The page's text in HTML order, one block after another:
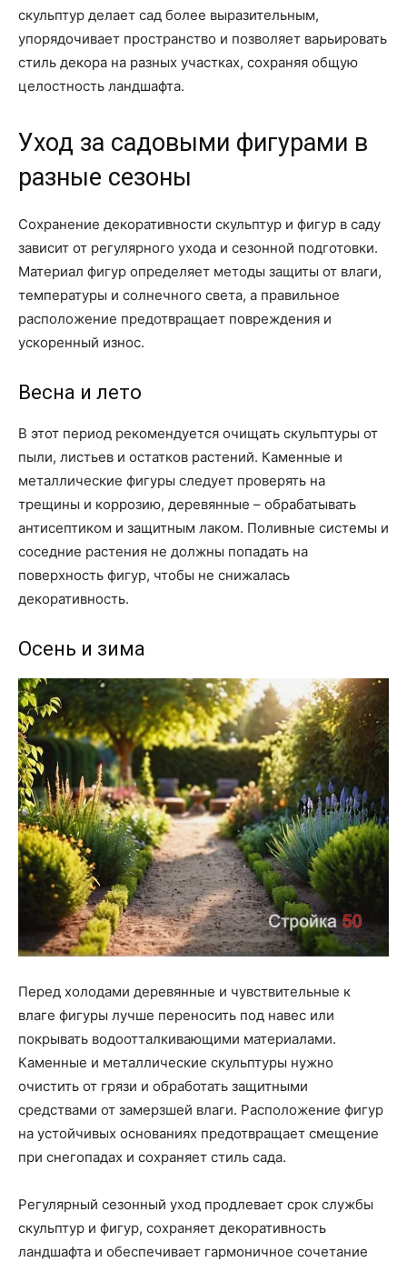
скульптур делает сад более выразительным,
упорядочивает пространство и позволяет варьировать
стиль декора на разных участках, сохраняя общую
целостность ландшафта.
Уход за садовыми фигурами в
разные сезоны
Сохранение декоративности скульптур и фигур в саду
зависит от регулярного ухода и сезонной подготовки.
Материал фигур определяет методы защиты от влаги,
температуры и солнечного света, а правильное
расположение предотвращает повреждения и
ускоренный износ.
Весна и лето
В этот период рекомендуется очищать скульптуры от
пыли, листьев и остатков растений. Каменные и
металлические фигуры следует проверять на
трещины и коррозию, деревянные – обрабатывать
антисептиком и защитным лаком. Поливные системы и
соседние растения не должны попадать на
поверхность фигур, чтобы не снижалась
декоративность.
Осень и зима
Перед холодами деревянные и чувствительные к
влаге фигуры лучше переносить под навес или
покрывать водоотталкивающими материалами.
Каменные и металлические скульптуры нужно
очистить от грязи и обработать защитными
средствами от замерзшей влаги. Расположение фигур
на устойчивых основаниях предотвращает смещение
при снегопадах и сохраняет стиль сада.
Регулярный сезонный уход продлевает срок службы
скульптур и фигур, сохраняет декоративность
ландшафта и обеспечивает гармоничное сочетание